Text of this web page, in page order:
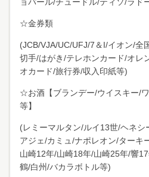
☆金券類
(JCB/VJA/UC/UFJ/7＆I/イオン/全
切手/はがき/テレホンカード/オレ
オカード/旅行券/収入印紙等)
☆お酒【ブランデー/ウイスキー/
等】
(レミーマルタン/ルイ13世/ヘネシ
アジェ/カミュ/ナポレオン/ターキ
山崎12年/山崎18年/山崎25年/響
鶴/白州/バカラボトル等)